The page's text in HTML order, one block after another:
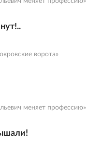
ворота»
меняет профессию»